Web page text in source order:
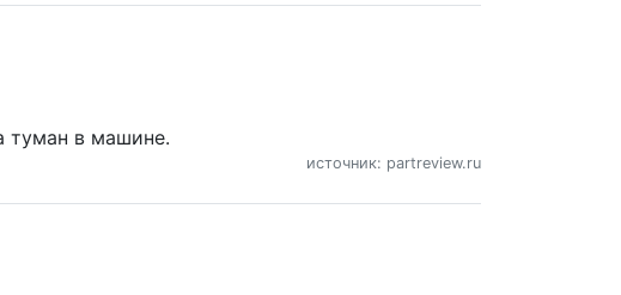
туман в машине.
источник: partreview.ru